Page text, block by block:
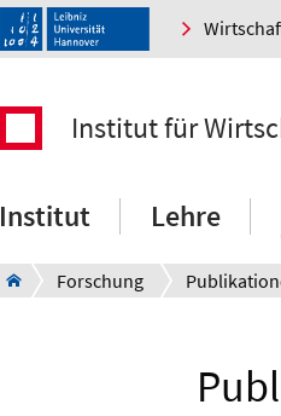
Institut für
Institut Lehre
Forschung